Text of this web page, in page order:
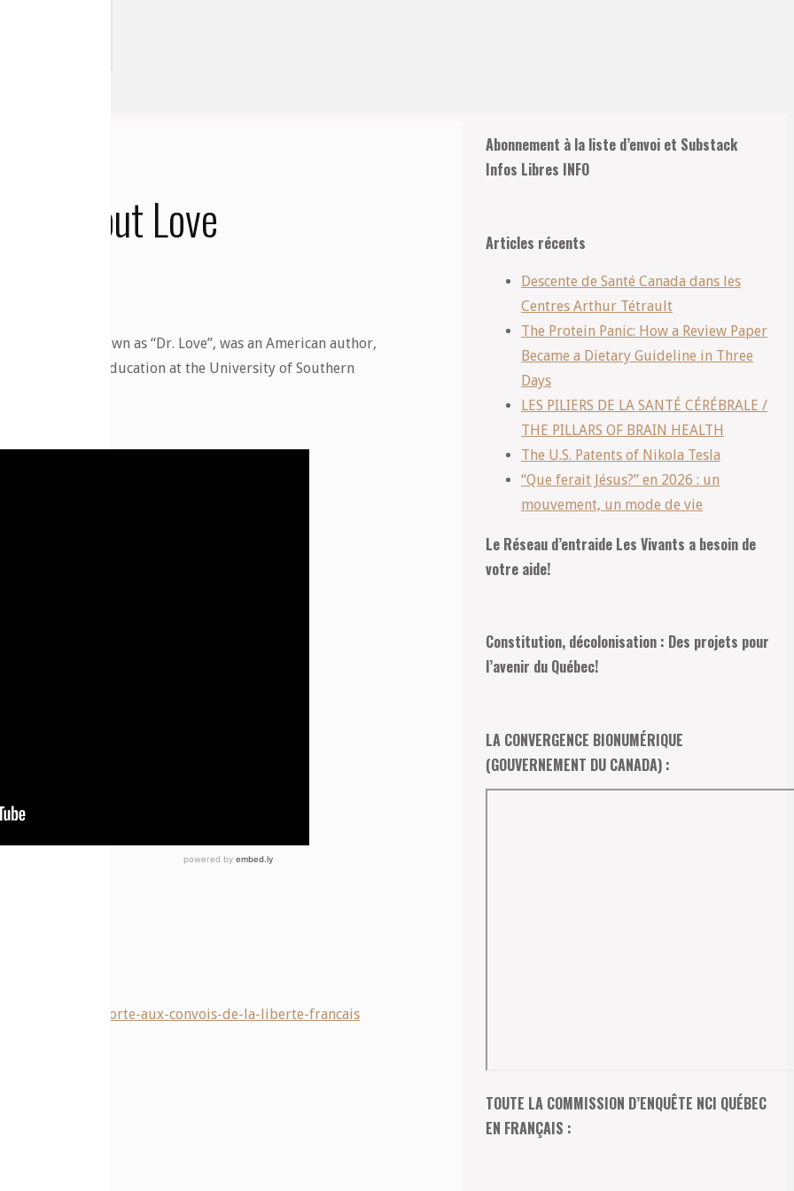
/ about Love
1998), also known as “Dr. Love”, was an American author,
of Special Education at the University of Southern
preter-main-forte-aux-convois-de-la-liberte-francais
Abonnement à la liste d’envoi et Substack
Infos Libres INFO
Articles récents
Descente de Santé Canada dans les
Centres Arthur Tétrault
The Protein Panic: How a Review Paper
Became a Dietary Guideline in Three
Days
LES PILIERS DE LA SANTÉ CÉRÉBRALE /
THE PILLARS OF BRAIN HEALTH
The U.S. Patents of Nikola Tesla
“Que ferait Jésus?” en 2026 : un
mouvement, un mode de vie
Le Réseau d’entraide Les Vivants a besoin de
votre aide!
Constitution, décolonisation : Des projets pour
l’avenir du Québec!
LA CONVERGENCE BIONUMÉRIQUE
(GOUVERNEMENT DU CANADA) :
TOUTE LA COMMISSION D’ENQUÊTE NCI QUÉBEC
EN FRANÇAIS :
en
haut